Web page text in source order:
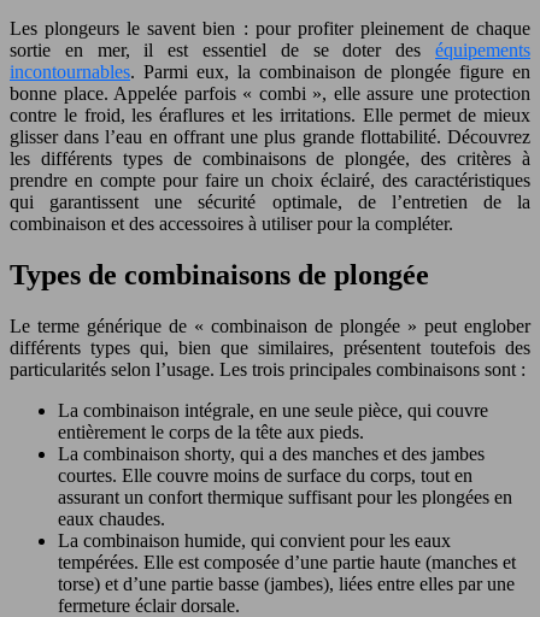
Les plongeurs le savent bien : pour profiter pleinement de chaque
sortie en mer, il est essentiel de se doter des équipements
incontournables. Parmi eux, la combinaison de plongée figure en
bonne place. Appelée parfois « combi », elle assure une protection
contre le froid, les éraflures et les irritations. Elle permet de mieux
glisser dans l’eau en offrant une plus grande flottabilité. Découvrez
les différents types de combinaisons de plongée, des critères à
prendre en compte pour faire un choix éclairé, des caractéristiques
qui garantissent une sécurité optimale, de l’entretien de la
combinaison et des accessoires à utiliser pour la compléter.
Types de combinaisons de plongée
Le terme générique de « combinaison de plongée » peut englober
différents types qui, bien que similaires, présentent toutefois des
particularités selon l’usage. Les trois principales combinaisons sont :
La combinaison intégrale, en une seule pièce, qui couvre
entièrement le corps de la tête aux pieds.
La combinaison shorty, qui a des manches et des jambes
courtes. Elle couvre moins de surface du corps, tout en
assurant un confort thermique suffisant pour les plongées en
eaux chaudes.
La combinaison humide, qui convient pour les eaux
tempérées. Elle est composée d’une partie haute (manches et
torse) et d’une partie basse (jambes), liées entre elles par une
fermeture éclair dorsale.